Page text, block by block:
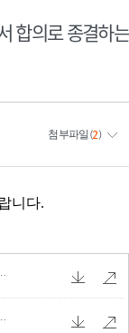
합의로 종결하는
첨부파일 (2)
합의 종결 제도개편.hwpx
합의 종결 제도개편.pdf